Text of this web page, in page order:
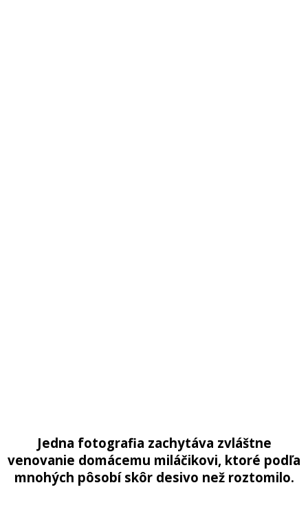
Jedna fotografia zachytáva zvláštne
venovanie domácemu miláčikovi, ktoré podľa
mnohých pôsobí skôr desivo než roztomilo.